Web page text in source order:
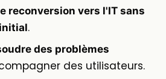
reconversion vers l'IT sans
.
des problèmes
des utilisateurs.